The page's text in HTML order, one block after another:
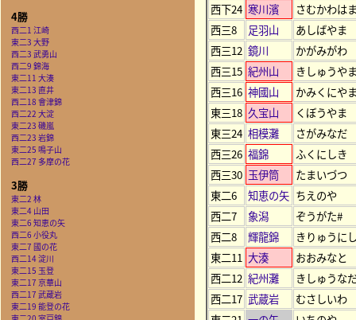
4勝
西二1 江崎
東二3 大野
西二3 武勇山
西二9 錦海
東二11 大湊
東二13 直井
西二18 會津錦
西二22 大淀
東二23 磯嵐
西二23 岩錦
東二25 鳴子山
西二27 多摩の花
3勝
東二2 林
東二4 山田
東二6 知恵の矢
西二6 小役丸
東二7 國の花
西二14 淀川
東二15 玉登
東二17 京華山
西二17 武蔵岩
東二19 能登の花
西下24 寒川濱
さむかわは
西三8
足羽山
あしばやま
西三12 鏡川
かがみがわ
西三15 紀州山
きしゅうや
西三16 神國山
かみくにや
東三18 久宝山
くぼうやま
東三24 相模灘
さがみなだ
西三26 福錦
ふくにしき
西三30 玉伊筒
たまいづつ
東二6
知恵の矢 ちえのや
西二7
象潟
ぞうがた#
西二8
輝龍錦
きりゅうに
東二11 大湊
おおみなと
西二12 紀州灘
きしゅうな
西二17 武蔵岩
むさしいわ